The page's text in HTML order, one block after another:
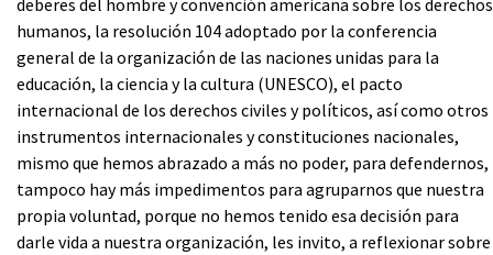
humanos, la resolución 104 adoptado por la conferencia
general de la organización de las naciones unidas para la
educación, la ciencia y la cultura (UNESCO), el pacto
internacional de los derechos civiles y políticos, así como otros
instrumentos internacionales y constituciones nacionales,
mismo que hemos abrazado a más no poder, para defendernos,
tampoco hay más impedimentos para agruparnos que nuestra
propia voluntad, porque no hemos tenido esa decisión para
darle vida a nuestra organización, les invito, a reflexionar sobre